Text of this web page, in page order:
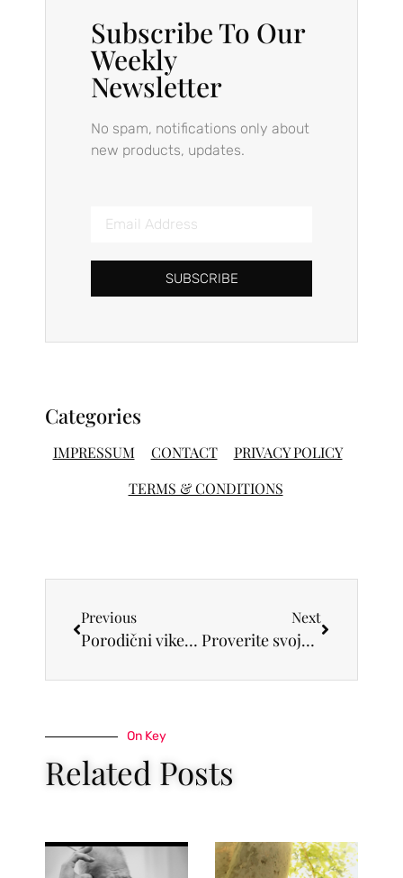
Subscribe To Our
Weekly
Newsletter
No spam, notifications only about
new products, updates.
SUBSCRIBE
Categories
IMPRESSUM CONTACT
PRIVACY POLICY
TERMS & CONDITIONS
Previous
Porodični vikend u CineStar bioskopima uz hit film SNEŽANA 22. i 23. marta
Next
Proverite svoju fizičku spremnost u jedinstvenoj aktivaciji „Tvoj pokret. Tvoja snaga“ kompanija Coca-Cola HBC Srbija i Mercator S
On Key
Related Posts